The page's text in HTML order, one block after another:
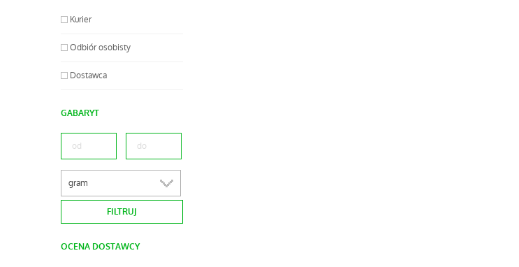
Kurier
Odbiór osobisty
Dostawca
GABARYT
gram
OCENA DOSTAWCY